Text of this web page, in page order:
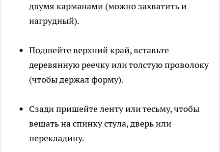
двумя карманами (можно захватить и
нагрудный).
Подшейте верхний край, вставьте
деревянную реечку или толстую проволоку
(чтобы держал форму).
Сзади пришейте ленту или тесьму, чтобы
вешать на спинку стула, дверь или
перекладину.